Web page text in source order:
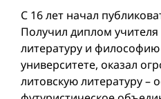
С 16 лет начал
Получил диплом
литературу и
университете, оказал
литовскую литературу –